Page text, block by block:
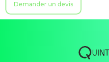
Demander un devis